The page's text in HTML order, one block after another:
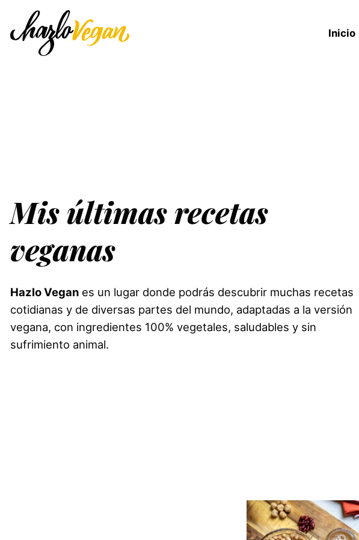
Inicio
Mis últimas recetas
veganas
Hazlo Veganes un lugar donde podrás descubrir muchas recetas
cotidianas y de diversas partes del mundo, adaptadas a la versión
vegana, con ingredientes 100% vegetales, saludables y sin
sufrimiento animal.